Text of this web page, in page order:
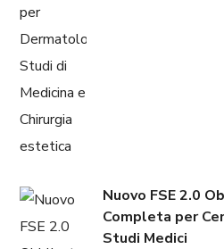
Nuovo FSE 2.0
Completa per
Studi Medici